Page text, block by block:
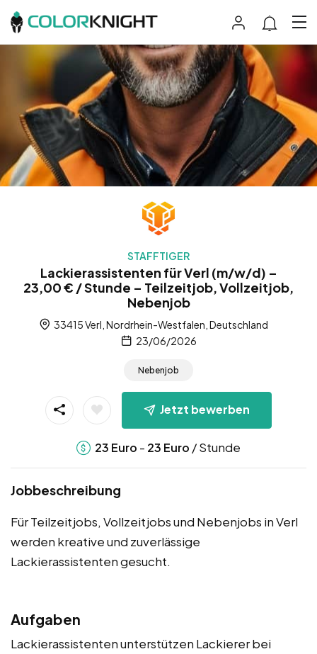
STAFFTIGER
Lackierassistenten für Verl (m/w/d) –
23,00 € / Stunde – Teilzeitjob, Vollzeitjob,
Nebenjob
33415 Verl, Nordrhein-Westfalen, Deutschland
23/06/2026
Nebenjob
Jetzt bewerben
23 Euro - 23 Euro / Stunde
Jobbeschreibung
Für Teilzeitjobs, Vollzeitjobs und Nebenjobs in Verl
werden kreative und zuverlässige
Lackierassistenten gesucht.
Aufgaben
Lackierassistenten unterstützen Lackierer bei